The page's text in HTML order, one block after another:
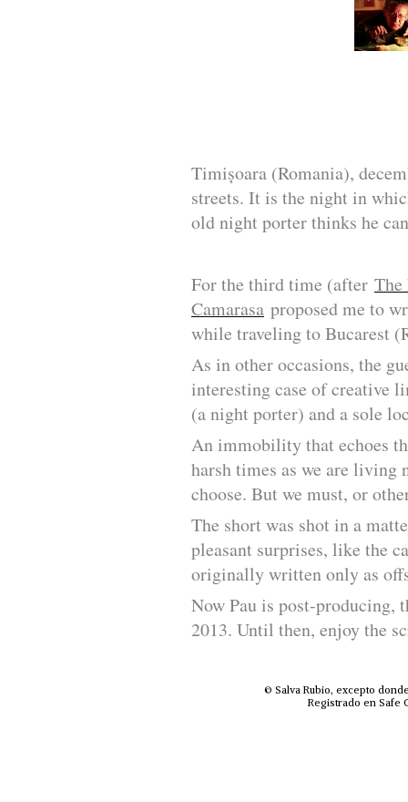
Timișoara (Romania),
streets. It is the night in
old night porter thinks he
For the third time (after The
Camarasa proposed me to
while traveling to Bucarest
As in other occasions, the
interesting case of creative
(a night porter) and a sole
An immobility that echoes
harsh times as we are living
choose. But we must, or
The short was shot in a
pleasant surprises, like the
originally written only as
Now Pau is post-
2013. Until then, enjoy the
© Salva Rubio, excepto
Registrado en Safe